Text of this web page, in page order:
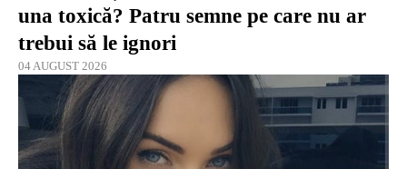
una toxică? Patru semne pe care nu ar
trebui să le ignori
04 AUGUST 2026